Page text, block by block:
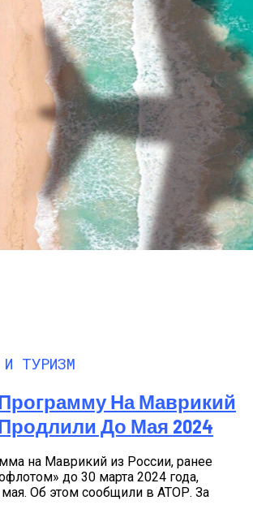
ТУРИЗМ
На Маврикий
До Мая 2024
на Маврикий из России, ранее
до 30 марта 2024 года,
мая. Об этом сообщили в АТОР. За